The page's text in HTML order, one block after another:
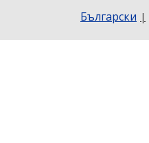
Български